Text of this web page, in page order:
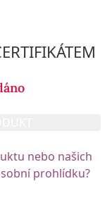
nebo našich
prohlídku?